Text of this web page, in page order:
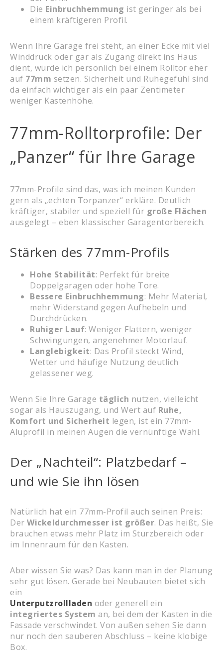
Die Einbruchhemmung ist geringer als bei
einem kräftigeren Profil.
Wenn Ihre Garage frei steht, an einer Ecke mit viel
Winddruck oder gar als Zugang direkt ins Haus
dient, würde ich persönlich bei einem Rolltor eher
auf 77mm setzen. Sicherheit und Ruhegefühl sind
da einfach wichtiger als ein paar Zentimeter
weniger Kastenhöhe.
77mm-Rolltorprofile: Der
„Panzer“ für Ihre Garage
77mm-Profile sind das, was ich meinen Kunden
gern als „echten Torpanzer“ erkläre. Deutlich
kräftiger, stabiler und speziell für große Flächen
ausgelegt – eben klassischer Garagentorbereich.
Stärken des 77mm-Profils
Hohe Stabilität: Perfekt für breite
Doppelgaragen oder hohe Tore.
Bessere Einbruchhemmung: Mehr Material,
mehr Widerstand gegen Aufhebeln und
Durchdrücken.
Ruhiger Lauf: Weniger Flattern, weniger
Schwingungen, angenehmer Motorlauf.
Langlebigkeit: Das Profil steckt Wind,
Wetter und häufige Nutzung deutlich
gelassener weg.
Wenn Sie Ihre Garage täglich nutzen, vielleicht
sogar als Hauszugang, und Wert auf Ruhe,
Komfort und Sicherheit legen, ist ein 77mm-
Aluprofil in meinen Augen die vernünftige Wahl.
Der „Nachteil“: Platzbedarf –
und wie Sie ihn lösen
Natürlich hat ein 77mm-Profil auch seinen Preis:
Der Wickeldurchmesser ist größer. Das heißt, Sie
brauchen etwas mehr Platz im Sturzbereich oder
im Innenraum für den Kasten.
Aber wissen Sie was? Das kann man in der Planung
sehr gut lösen. Gerade bei Neubauten bietet sich
ein
Unterputzrollladen oder generell ein
integriertes System an, bei dem der Kasten in die
Fassade verschwindet. Von außen sehen Sie dann
nur noch den sauberen Abschluss – keine klobige
Box.